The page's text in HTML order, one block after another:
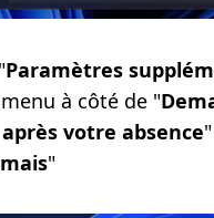
Paramètres
à côté de "
votre absence
"